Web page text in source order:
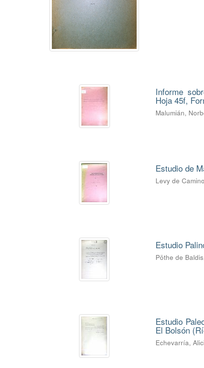
Informe
Hoja 45f,
Malumián,
Estudio de
Levy de
Estudio
Pöthe de
Estudio
El Bolsón
Echevarría,